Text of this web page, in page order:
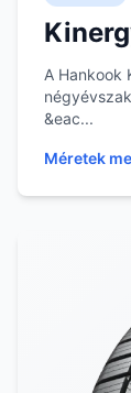
A Hankook
&eac...
Méretek